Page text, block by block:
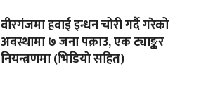
वीरगंजमा हवाई इन्धन चोरी गर्दै गरेको
अवस्थामा ७ जना पक्राउ, एक ट्याङ्कर
नियन्त्रणमा (भिडियाे सहित)